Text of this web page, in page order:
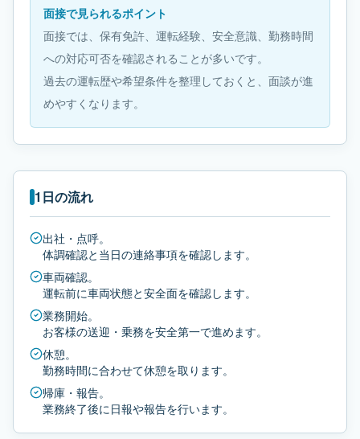
面接で見られるポイント
面接では、保有免許、運転経験、安全意識、勤務時間
への対応可否を確認されることが多いです。
過去の運転歴や希望条件を整理しておくと、面談が進
めやすくなります。
1日の流れ
出社・点呼。
体調確認と当日の連絡事項を確認します。
車両確認。
運転前に車両状態と安全面を確認します。
業務開始。
お客様の送迎・乗務を安全第一で進めます。
休憩。
勤務時間に合わせて休憩を取ります。
帰庫・報告。
業務終了後に日報や報告を行います。